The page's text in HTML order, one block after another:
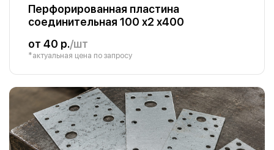
Перфорированная пластина
соединительная 100 х2 х400
от 40 р./шт
*актуальная цена по запросу